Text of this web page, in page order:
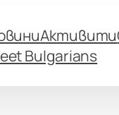
Активити
Bulgarians